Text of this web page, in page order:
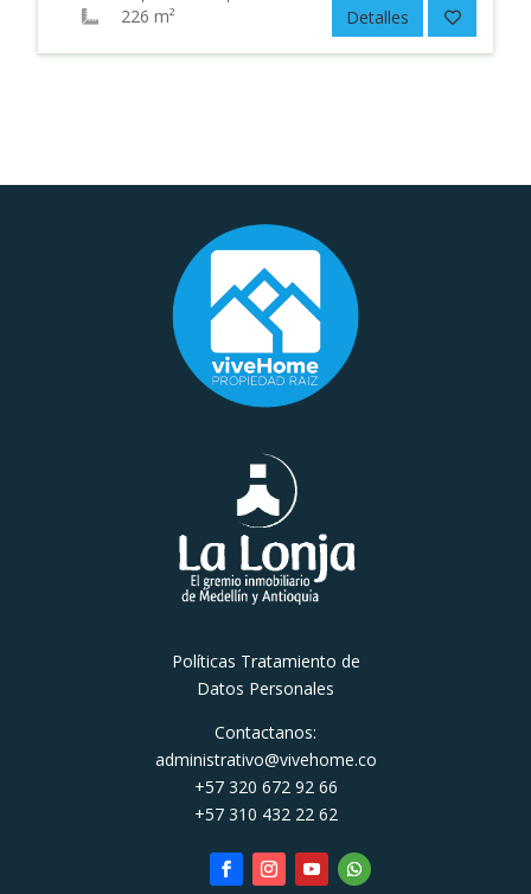
Políticas Tratamiento de
Datos Personales
Contactanos:
administrativo@vivehome.co
+57 320 672 92 66
+57 310 432 22 62